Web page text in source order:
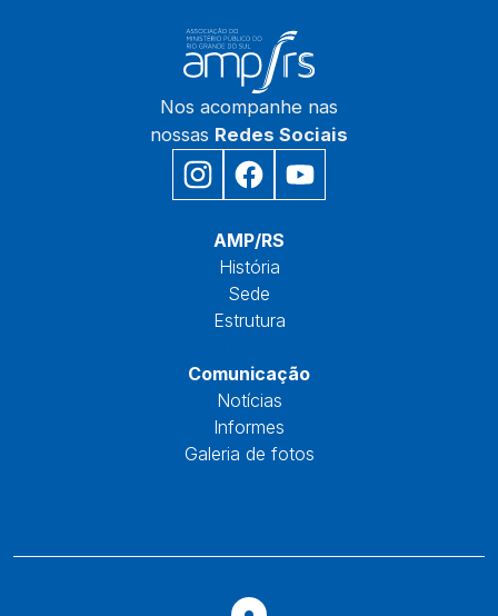
Nos acompanhe nas
nossas Redes Sociais
AMP/RS
História
Sede
Estrutura
Comunicação
Notícias
Informes
Galeria de fotos